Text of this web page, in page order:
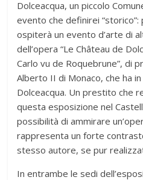
Dolceacqua, un piccolo
evento che definirei
ospiterà un evento d’arte di
dell’opera “Le Château de
Carlo vu de Roquebrune”, di
Alberto II di Monaco, che ha
Dolceacqua. Un prestito che
questa esposizione nel
possibilità di ammirare
rappresenta un forte
stesso autore, se pur
In entrambe le sedi